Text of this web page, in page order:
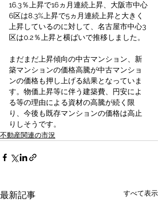
16.3％上昇で16ヵ月連続上昇、大阪市中心
6区は8.3%上昇で5ヵ月連続上昇と大きく
上昇しているのに対して、名古屋市中心3
区は0.2％上昇と横ばいで推移しました。
まだまだ上昇傾向の中古マンション、新
築マンションの価格高騰が中古マンショ
ンの価格も押し上げる結果となっていま
す。物価上昇等に伴う建築費、円安によ
る等の理由による資材の高騰が続く限
り、今後も既存マンションの価格は高止
りしそうです。
不動産関連の市況
最新記事 すべて表示